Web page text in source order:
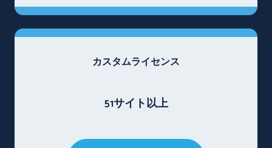
カスタムライセンス
51サイト以上